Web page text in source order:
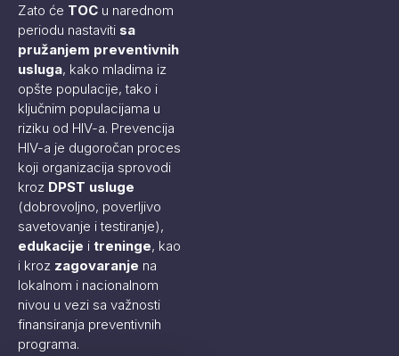
Zato će TOC u narednom
periodu nastaviti sa
pružanjem preventivnih
usluga, kako mladima iz
opšte populacije, tako i
ključnim populacijama u
riziku od HIV-a. Prevencija
HIV-a je dugoročan proces
koji organizacija sprovodi
kroz DPST usluge
(dobrovoljno, poverljivo
savetovanje i testiranje),
edukacije i treninge, kao
i kroz zagovaranje na
lokalnom i nacionalnom
nivou u vezi sa važnosti
finansiranja preventivnih
programa.